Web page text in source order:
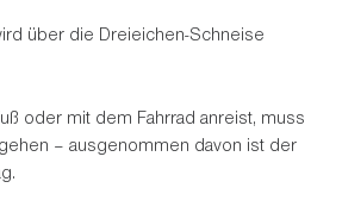
über die Dreieichen-Schneise
oder mit dem Fahrrad anreist, muss
– ausgenommen davon ist der